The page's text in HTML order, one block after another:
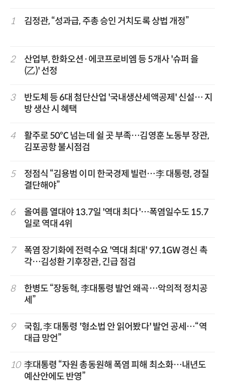
1 김정관, “성과급, 주총 승인 거치도록 상법 개정”
2
산업부, 한화오션·에코프로비엠 등 5개사 '슈퍼 을
(乙)' 선정
3
반도체 등 6대 첨단산업 '국내생산세액공제' 신설… 지
방 생산 시 혜택
4
활주로 50℃ 넘는데 쉴 곳 부족…김영훈 노동부 장관,
김포공항 불시점검
5
정점식 “김용범 이미 한국경제 빌런…李 대통령, 경질
결단해야”
6
올여름 열대야 13.7일 '역대 최다'…폭염일수도 15.7
일로 역대 4위
7
폭염 장기화에 전력수요 '역대 최대' 97.1GW 경신 촉
각…김성환 기후장관, 긴급 점검
8
한병도 “장동혁, 李대통령 발언 왜곡…악의적 정치공
세”
9
국힘, 李 대통령 '형소법 안 읽어봤다' 발언 공세…“역
대급 망언”
10 李대통령 “자원 총동원해 폭염 피해 최소화…내년도
예산안에도 반영”